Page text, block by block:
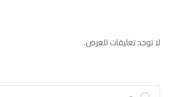
لا توجد تعليقات للعرض.